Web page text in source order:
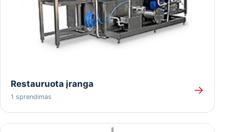
Restauruota įranga
1 sprendimas
→